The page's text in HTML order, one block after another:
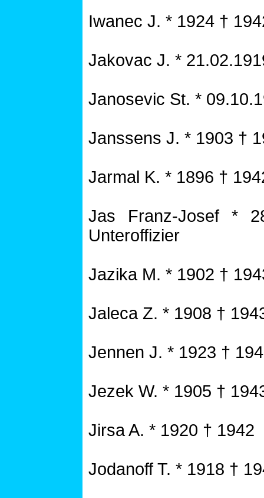
Iwanec J. * 1924 †
Jakovac J. *
Janosevic St. *
Janssens J. * 1903 †
Jarmal K. * 1896 †
Jas Franz-Josef *
Unteroffizier
Jazika M. * 1902 †
Jaleca Z. * 1908 †
Jennen J. * 1923 †
Jezek W. * 1905 †
Jirsa A. * 1920 † 1942
Jodanoff T. * 1918 †